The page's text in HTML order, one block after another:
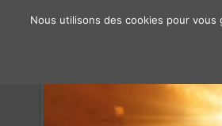
À propos
Nous utilisons des cookies pour